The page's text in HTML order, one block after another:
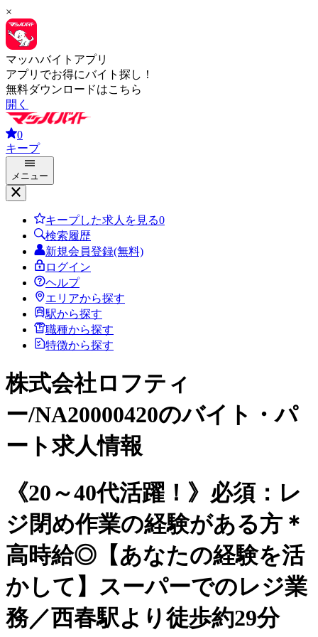
×
マッハバイトアプリ
アプリでお得にバイト探し！
無料ダウンロードはこちら
開く
0
キープ
メニュー
キープした求人を見る0
検索履歴
新規会員登録(無料)
ログイン
ヘルプ
エリアから探す
駅から探す
職種から探す
特徴から探す
株式会社ロフティ
ー/NA20000420のバイト・パ
ート求人情報
《20～40代活躍！》必須：レ
ジ閉め作業の経験がある方＊
高時給◎【あなたの経験を活
かして】スーパーでのレジ業
務／西春駅より徒歩約29分